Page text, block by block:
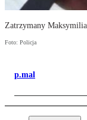
Zatrzymany
Foto: Policja
p.mal